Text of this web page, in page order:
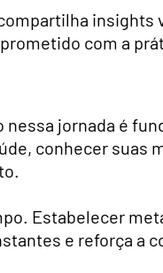
insights
com a
jornada é
conhecer suas
Estabelecer
e reforça a